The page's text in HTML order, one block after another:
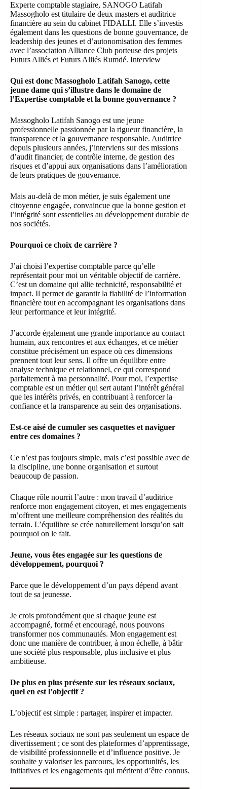
Experte comptable stagiaire, SANOGO Latifah
Massogholo est titulaire de deux masters et auditrice
financière au sein du cabinet FIDALLI. Elle s’investis
également dans les questions de bonne gouvernance, de
leadership des jeunes et d’autonomisation des femmes
avec l’association Alliance Club porteuse des projets
Futurs Alliés et Futurs Alliés Rumdé. Interview
Qui est donc Massogholo Latifah Sanogo, cette
jeune dame qui s’illustre dans le domaine de
l’Expertise comptable et la bonne gouvernance ?
Massogholo Latifah Sanogo est une jeune
professionnelle passionnée par la rigueur financière, la
transparence et la gouvernance responsable. Auditrice
depuis plusieurs années, j’interviens sur des missions
d’audit financier, de contrôle interne, de gestion des
risques et d’appui aux organisations dans l’amélioration
de leurs pratiques de gouvernance.
Mais au-delà de mon métier, je suis également une
citoyenne engagée, convaincue que la bonne gestion et
l’intégrité sont essentielles au développement durable de
nos sociétés.
Pourquoi ce choix de carrière ?
J’ai choisi l’expertise comptable parce qu’elle
représentait pour moi un véritable objectif de carrière.
C’est un domaine qui allie technicité, responsabilité et
impact. Il permet de garantir la fiabilité de l’information
financière tout en accompagnant les organisations dans
leur performance et leur intégrité.
J’accorde également une grande importance au contact
humain, aux rencontres et aux échanges, et ce métier
constitue précisément un espace où ces dimensions
prennent tout leur sens. Il offre un équilibre entre
analyse technique et relationnel, ce qui correspond
parfaitement à ma personnalité. Pour moi, l’expertise
comptable est un métier qui sert autant l’intérêt général
que les intérêts privés, en contribuant à renforcer la
confiance et la transparence au sein des organisations.
Est-ce aisé de cumuler ses casquettes et naviguer
entre ces domaines ?
Ce n’est pas toujours simple, mais c’est possible avec de
la discipline, une bonne organisation et surtout
beaucoup de passion.
Chaque rôle nourrit l’autre : mon travail d’auditrice
renforce mon engagement citoyen, et mes engagements
m’offrent une meilleure compréhension des réalités du
terrain. L’équilibre se crée naturellement lorsqu’on sait
pourquoi on le fait.
Jeune, vous êtes engagée sur les questions de
développement, pourquoi ?
Parce que le développement d’un pays dépend avant
tout de sa jeunesse.
Je crois profondément que si chaque jeune est
accompagné, formé et encouragé, nous pouvons
transformer nos communautés. Mon engagement est
donc une manière de contribuer, à mon échelle, à bâtir
une société plus responsable, plus inclusive et plus
ambitieuse.
De plus en plus présente sur les réseaux sociaux,
quel en est l’objectif ?
L’objectif est simple : partager, inspirer et impacter.
Les réseaux sociaux ne sont pas seulement un espace de
divertissement ; ce sont des plateformes d’apprentissage,
de visibilité professionnelle et d’influence positive. Je
souhaite y valoriser les parcours, les opportunités, les
initiatives et les engagements qui méritent d’être connus.